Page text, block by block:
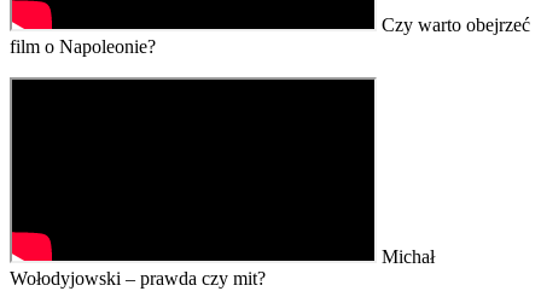
Czy warto obejrzeć
film o Napoleonie?
Michał
Wołodyjowski – prawda czy mit?